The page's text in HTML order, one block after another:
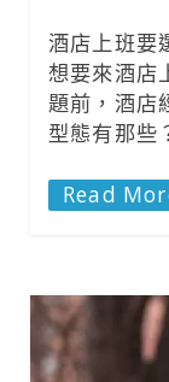
酒店上班要
想要來酒店
題前，酒店
型態有那些
Read